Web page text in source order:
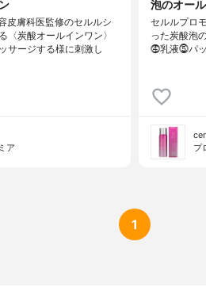
皮膚科医監修のセルルシ
〈炭酸オールインワン〉
サージする様に刺激し
ア
泡のオー
セルルプロ
った炭酸泡
⓸乳液⓹パッ
プ
1